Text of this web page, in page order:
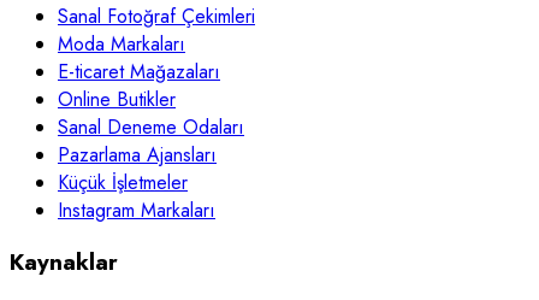
Sanal Fotoğraf Çekimleri
Moda Markaları
E-ticaret Mağazaları
Online Butikler
Sanal Deneme Odaları
Pazarlama Ajansları
Küçük İşletmeler
Instagram Markaları
Kaynaklar